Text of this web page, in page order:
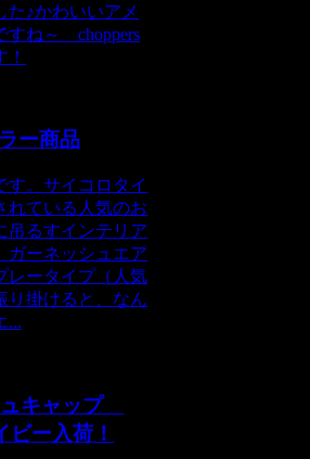
た♪かわいいアメ
すね～ choppers
ー商品
す。サイコロタイ
れている人気のお
吊るすインテリア
ガーネッシュエア
レータイプ（人気
り掛けると、なん
...
ュキャップ
ー入荷！